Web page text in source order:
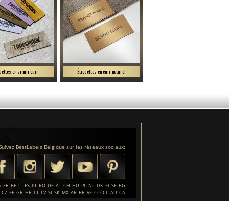
en simili cuir Étiquettes en cuir naturel
BestLabels Belgique sur les réseaux sociaux:
FR BE IT ES PT RO DE AT CH HU PL NL DK FI SE BG
CZ EE GR HR LT LV SI SK MX AR BR VE CO CL AU CA